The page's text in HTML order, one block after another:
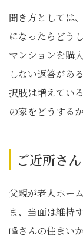
聞き方としては
になったらどう
マンションを購
しない返答があ
択肢は増えてい
の家をどうする
ご近所さ
父親が老人ホー
ま、当面は維持
峰さんの住まい